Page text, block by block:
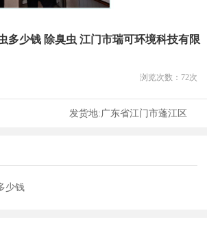
多少钱 除臭虫 江门市瑞可环境科技有限
浏览次数： 72次
发货地:广东省江门市蓬江区
少钱